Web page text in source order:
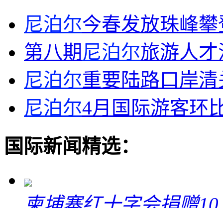
尼泊尔今春发放珠峰
第八期 尼泊尔旅游人
尼泊尔重要陆路口岸
尼泊尔4月国际游客环
国际新闻精选：